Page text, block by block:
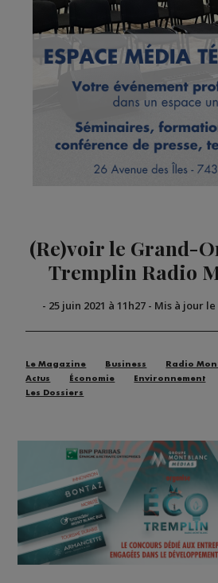
(Re)voir le Grand-
Tremplin Radio
- 25 juin 2021 à 11h27- Mis à jour le
Le Magazine Business
Radio
Actus
Économie
Environnement
Les Dossiers